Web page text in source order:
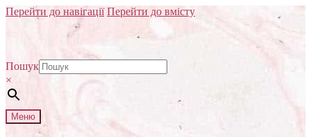
Перейти до навігації Перейти до вмісту
Пошук
×
Меню